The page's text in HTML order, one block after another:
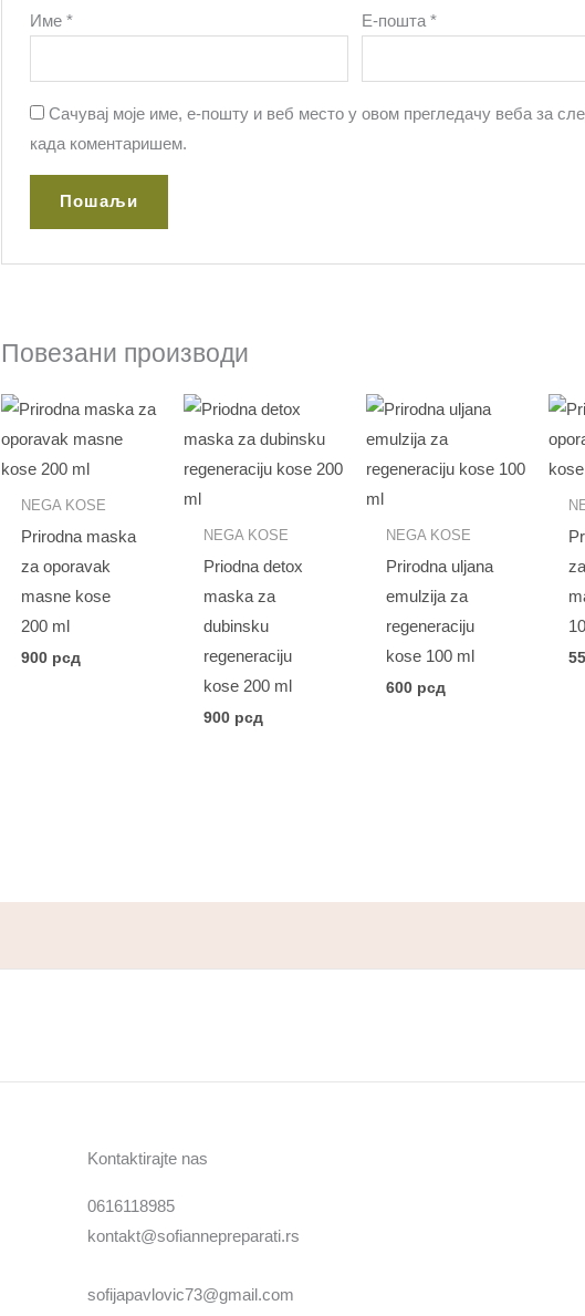
Име* Е-пошта *
Сачувај моје име, е-пошту и веб место у овом прегледачу веба за
када коментаришем.
Повезани производи
NEGA KOSE
Prirodna maska
za oporavak
masne kose
200 ml
900 рсд
NEGA KOSE
Priodna detox
maska za
dubinsku
regeneraciju
kose 200 ml
900 рсд
NEGA KOSE
Prirodna uljana
emulzija za
regeneraciju
kose 100 ml
600 рсд
Kontaktirajte nas
0616118985
kontakt@sofiannepreparati.rs
sofijapavlovic73@gmail.com